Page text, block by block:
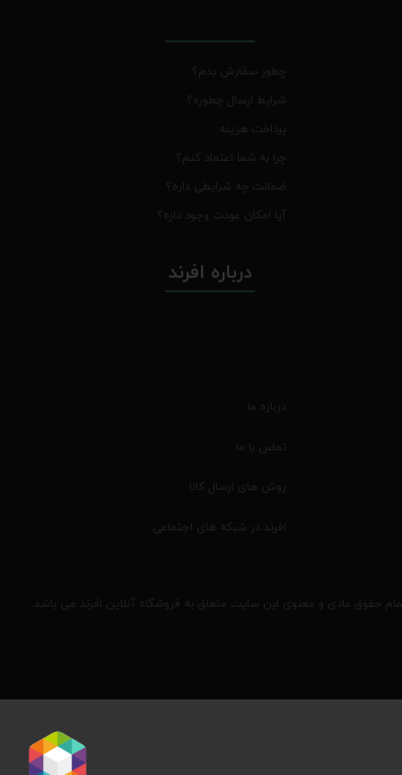
چطور سفارش بدم؟
شرایط ارسال چطوره؟
پرداخت هزینه
چرا به شما اعتماد کنم؟
ضمانت چه شرایطی داره؟
آیا امکان عودت وجود داره؟
حقوق مادی و معنوی این سایت متعلق به فروشگاه آنلاین افرند می باشد.
درباره افرند
درباره ما
تماس با ما
روش های ارسال کالا
افرند در شبکه های اجتماعی